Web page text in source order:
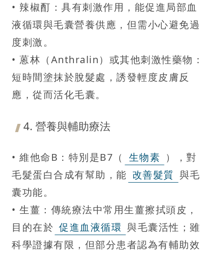
• 辣椒酊：具有刺激作用，能促進局部血
液循環與毛囊營養供應，但需小心避免過
度刺激。
• 蒽林（Anthralin）或其他刺激性藥物：
短時間塗抹於脫髮處，誘發輕度皮膚反
應，從而活化毛囊。
4. 營養與輔助療法
• 維他命B：特別是B7（ 生物素 ），對
毛髮蛋白合成有幫助，能 改善髮質 與毛
囊功能。
• 生薑：傳統療法中常用生薑擦拭頭皮，
目的在於 促進血液循環 與毛囊活性；雖
科學證據有限，但部分患者認為有輔助效